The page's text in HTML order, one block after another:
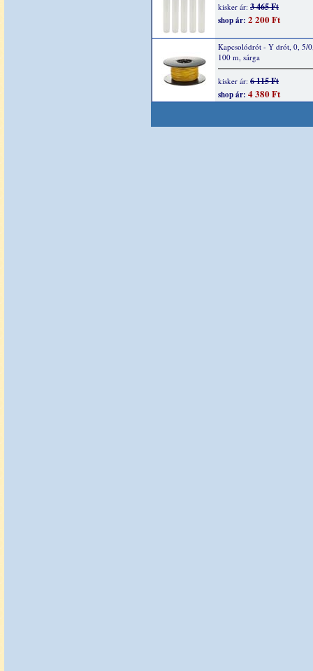
kisker ár: 3 465 Ft
shop ár: 2 200 Ft
Kapcsolódrót - Y drót, 0, 5/
100 m, sárga
kisker ár: 6 115 Ft
shop ár: 4 380 Ft